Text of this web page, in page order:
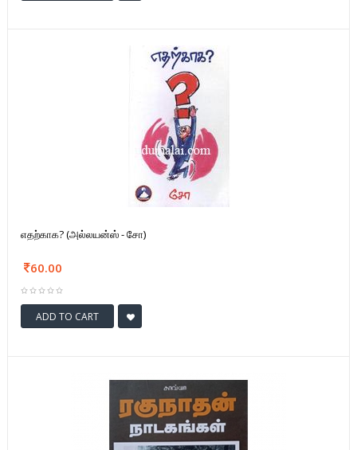
எதற்காக? (அல்லயன்ஸ் - சோ)
60.00
ADD TO CART